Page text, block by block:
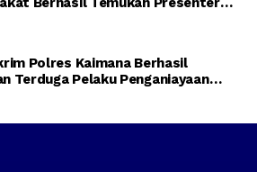
Polres Kaimana Berhasil
Terduga Pelaku Penganiayaan